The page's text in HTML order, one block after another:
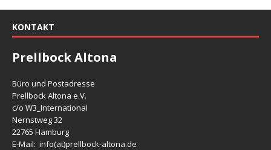
KONTAKT
Prellbock Altona
Büro und Postadresse
Prellbock Altona e.V.
c/o W3_International
Nernstweg 32
22765 Hamburg
E-Mail: info(at)prellbock-altona.de